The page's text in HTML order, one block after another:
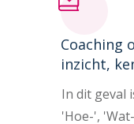
Coaching
inzicht,
In dit geval
'Hoe-',